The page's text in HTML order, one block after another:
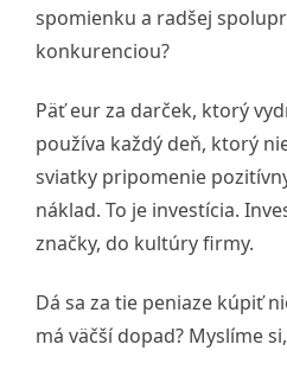
spomienku a radšej
konkurenciou?
Päť eur za darček, ktorý
používa každý deň, ktorý
sviatky pripomenie
náklad. To je investícia.
značky, do kultúry firmy.
Dá sa za tie peniaze kúpiť
má väčší dopad? Myslíme